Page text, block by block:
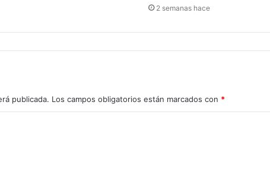
2 semanas hace
publicada. Los campos obligatorios están marcados con *